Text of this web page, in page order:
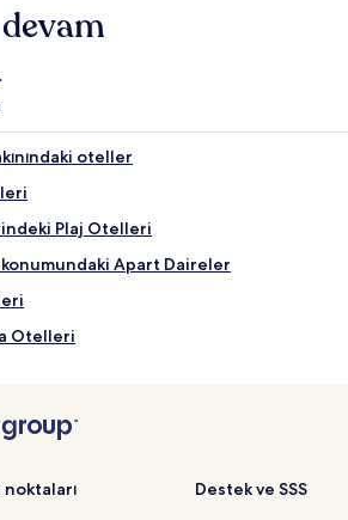
oteller
Plaj Otelleri
Apart Daireler
Otelleri
Etnoğrafya Müzesi yakınındaki oteller
yakınındaki oteller
Destek ve SSS